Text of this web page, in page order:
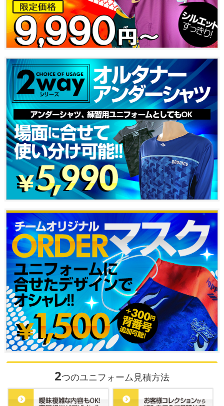
2つのユニフォーム見積方法